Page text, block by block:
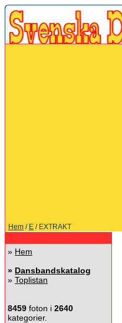
Hem / E / EXTRAKT
» Hem
» Dansbandskatalog
» Toplistan
8459 foton i 2640
kategorier.